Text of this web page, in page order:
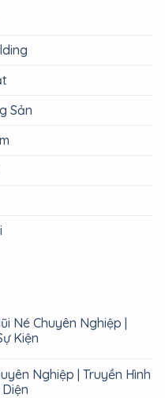
Sản
Né Chuyên Nghiệp |
Kiện
Nghiệp | Truyền Hình